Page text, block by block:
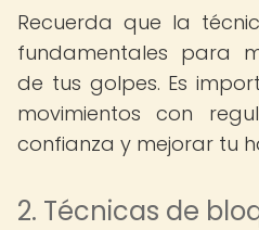
Recuerda que la
fundamentales para
de tus golpes. Es
movimientos con
confianza y mejorar tu
2. Técnicas de